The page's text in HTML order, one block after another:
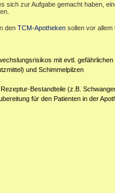
zur Aufgabe gemacht haben,
den TCM-Apotheken sollen vor allem
mit evtl. gefährlichen
und Schimmelpilzen
Bestandteile (z.B.
für den Patienten in der